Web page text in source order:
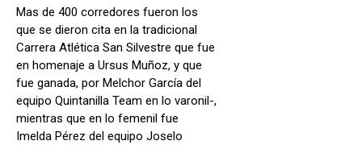
Mas de 400 corredores fueron los
que se dieron cita en la tradicional
Carrera Atlética San Silvestre que fue
en homenaje a Ursus Muñoz, y que
fue ganada, por Melchor García del
equipo Quintanilla Team en lo varonil-,
mientras que en lo femenil fue
Imelda Pérez del equipo Joselo